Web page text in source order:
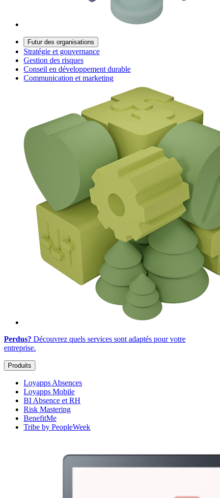
Futur des organisations
Stratégie et gouvernance
Gestion des risques
Conseil en développement durable
Communication et marketing
Perdus? Découvrez quels services sont adaptés pour votre
entreprise.
Produits
Loyapps Absences
Loyapps Mobile
BI Absence et RH
Risk Mastering
BenefitMe
Tribe by PeopleWeek